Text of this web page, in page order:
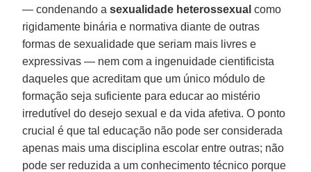
— condenando a sexualidade heterossexual como
rigidamente binária e normativa diante de outras
formas de sexualidade que seriam mais livres e
expressivas — nem com a ingenuidade cientificista
daqueles que acreditam que um único módulo de
formação seja suficiente para educar ao mistério
irredutível do desejo sexual e da vida afetiva. O ponto
crucial é que tal educação não pode ser considerada
apenas mais uma disciplina escolar entre outras; não
pode ser reduzida a um conhecimento técnico porque